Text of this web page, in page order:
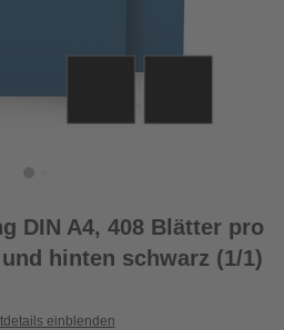
DIN A4, 408 Blätter pro
hinten schwarz (1/1)
einblenden